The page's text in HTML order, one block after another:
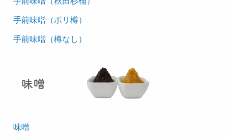
手前味噌（ポリ樽）
手前味噌（樽なし）
味噌